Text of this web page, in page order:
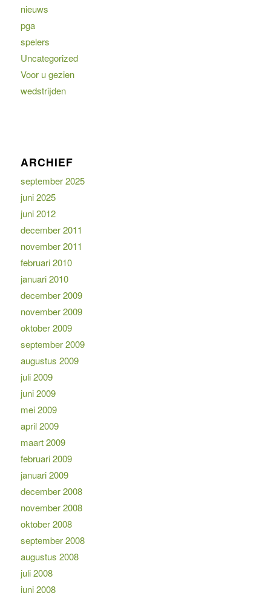
nieuws
pga
spelers
Uncategorized
Voor u gezien
wedstrijden
ARCHIEF
september 2025
juni 2025
juni 2012
december 2011
november 2011
februari 2010
januari 2010
december 2009
november 2009
oktober 2009
september 2009
augustus 2009
juli 2009
juni 2009
mei 2009
april 2009
maart 2009
februari 2009
januari 2009
december 2008
november 2008
oktober 2008
september 2008
augustus 2008
juli 2008
juni 2008